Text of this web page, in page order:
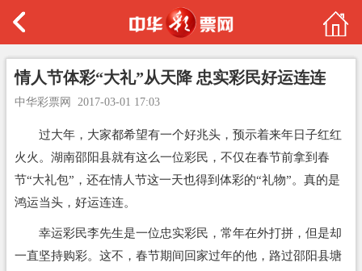
情人节体彩“大礼”从天降 忠实彩民好运连连
中华彩票网 2017-03-01 17:03
过大年，大家都希望有一个好兆头，预示着来年日子红红
火火。湖南邵阳县就有这么一位彩民，不仅在春节前拿到春
节“大礼包”，还在情人节这一天也得到体彩的“礼物”。真的是
鸿运当头，好运连连。
幸运彩民李先生是一位忠实彩民，常年在外打拼，但是却
一直坚持购彩。这不，春节期间回家过年的他，路过邵阳县塘